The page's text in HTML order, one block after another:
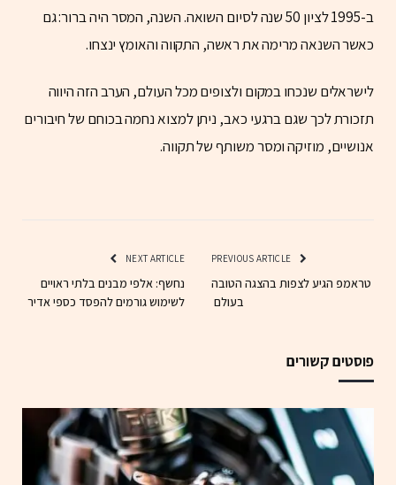
ב-1995 לציון 50 שנה לסיום השואה. השנה, המסר היה ברור: גם
כאשר השנאה מרימה את ראשה, התקווה והאומץ ינצחו.
לישראלים שנכחו במקום ולצופים מכל העולם, הערב הזה היווה
תזכורת לכך שגם ברגעי כאב, ניתן למצוא נחמה בכוחם של חיבורים
אנושיים, מוזיקה ומסר משותף של תקווה.
טראמפ הגיע לצפות בהצגה הטובה
בעולם
NEXT ARTICLE
נחשף: אלפי מבנים בלתי ראויים
לשימוש גורמים להפסד כספי אדיר
פוסטים קשורים